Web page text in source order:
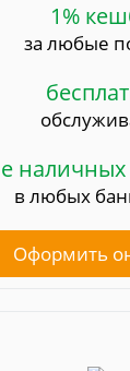
1%
за любые
в любых
Оформить